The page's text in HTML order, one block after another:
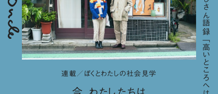
連載／ぼくとわたしの社会見学